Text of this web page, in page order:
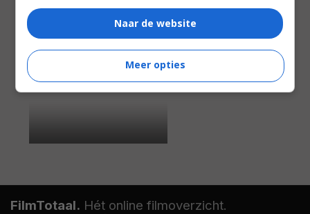
FilmTotaal. Hét online filmoverzicht.
Naar de website
Meer opties